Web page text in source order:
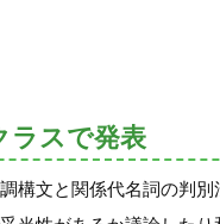
ラスで発表
構文と関係代名詞の判別